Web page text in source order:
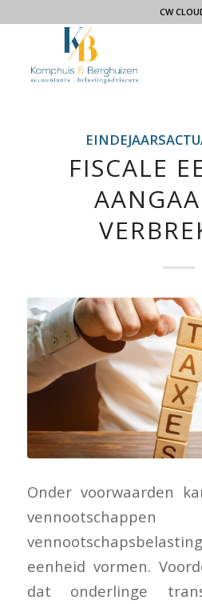
CW
FISCALE
Onder voorwaarden
eenheid vormen.
dat onderlinge